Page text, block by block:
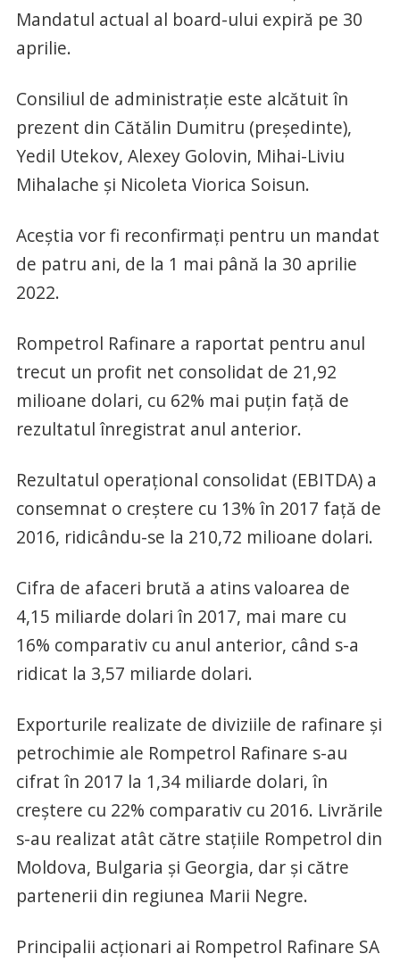
Mandatul actual al board-ului expiră pe 30
aprilie.
Consiliul de administraţie este alcătuit în
prezent din Cătălin Dumitru (preşedinte),
Yedil Utekov, Alexey Golovin, Mihai-Liviu
Mihalache şi Nicoleta Viorica Soisun.
Aceştia vor fi reconfirmaţi pentru un mandat
de patru ani, de la 1 mai până la 30 aprilie
2022.
Rompetrol Rafinare a raportat pentru anul
trecut un profit net consolidat de 21,92
milioane dolari, cu 62% mai puţin faţă de
rezultatul înregistrat anul anterior.
Rezultatul operaţional consolidat (EBITDA) a
consemnat o creştere cu 13% în 2017 faţă de
2016, ridicându-se la 210,72 milioane dolari.
Cifra de afaceri brută a atins valoarea de
4,15 miliarde dolari în 2017, mai mare cu
16% comparativ cu anul anterior, când s-a
ridicat la 3,57 miliarde dolari.
Exporturile realizate de diviziile de rafinare şi
petrochimie ale Rompetrol Rafinare s-au
cifrat în 2017 la 1,34 miliarde dolari, în
creştere cu 22% comparativ cu 2016. Livrările
s-au realizat atât către staţiile Rompetrol din
Moldova, Bulgaria şi Georgia, dar şi către
partenerii din regiunea Marii Negre.
Principalii acţionari ai Rompetrol Rafinare SA